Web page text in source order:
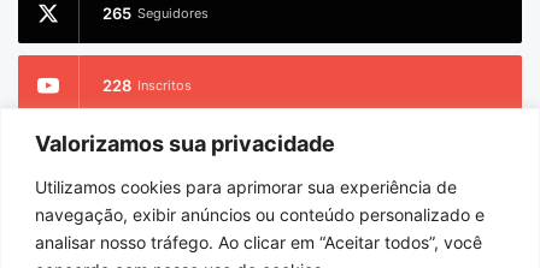
Valorizamos sua privacidade
Utilizamos cookies para aprimorar sua experiência de
navegação, exibir anúncios ou conteúdo personalizado e
analisar nosso tráfego. Ao clicar em “Aceitar todos”, você
265 Seguidores
228 Inscritos
2.733 Seguidores